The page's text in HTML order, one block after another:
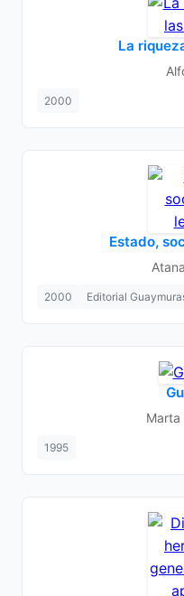
La
2000
Estado,
2000 Editorial
Marta
1995